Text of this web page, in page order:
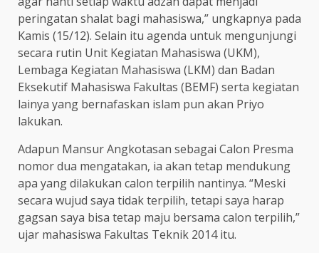
peringatan shalat bagi mahasiswa,” ungkapnya pada
Kamis (15/12). Selain itu agenda untuk mengunjungi
secara rutin Unit Kegiatan Mahasiswa (UKM),
Lembaga Kegiatan Mahasiswa (LKM) dan Badan
Eksekutif Mahasiswa Fakultas (BEMF) serta kegiatan
lainya yang bernafaskan islam pun akan Priyo
lakukan.
Adapun Mansur Angkotasan sebagai Calon Presma
nomor dua mengatakan, ia akan tetap mendukung
apa yang dilakukan calon terpilih nantinya. “Meski
secara wujud saya tidak terpilih, tetapi saya harap
gagsan saya bisa tetap maju bersama calon terpilih,”
ujar mahasiswa Fakultas Teknik 2014 itu.